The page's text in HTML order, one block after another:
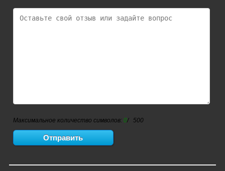
Максимальное количество символов: 0/ 500